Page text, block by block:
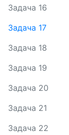
Задача 16
Задача 17
Задача 18
Задача 19
Задача 20
Задача 21
Задача 22